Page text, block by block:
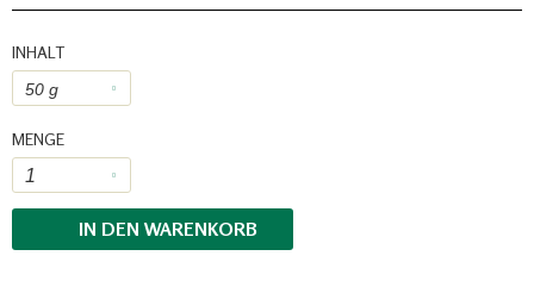
INHALT
MENGE
IN DEN WARENKORB